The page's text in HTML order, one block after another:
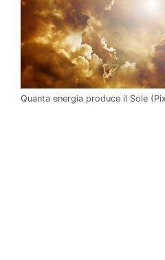
Quanta energia produce il Sole